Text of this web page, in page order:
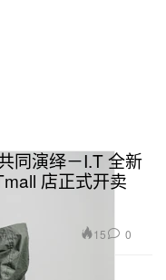
同演绎－I.T 全新
店正式开卖
15 0